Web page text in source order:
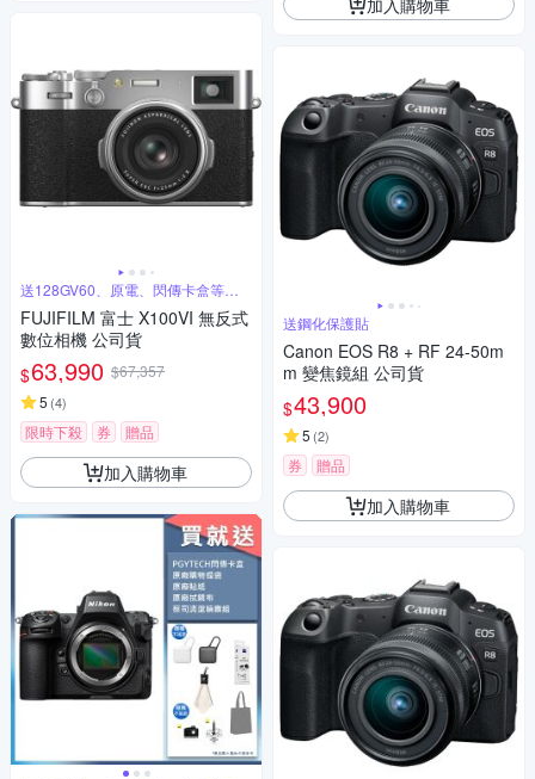
送128GV60、原電、閃傳卡盒等超
值禮
FUJIFILM 富士 X100VI 無反式
數位相機 公司貨
$63,990 $67,357
5 (4)
限時下殺 券 贈品
加入購物車
送鋼化保護貼
Canon EOS R8 + RF 24-50m
m 變焦鏡組 公司貨
$43,900
5 (2)
券 贈品
加入購物車